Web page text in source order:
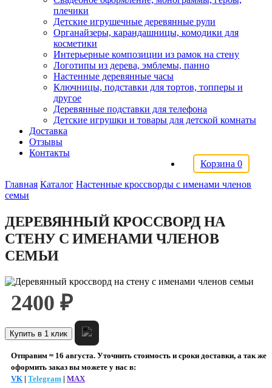
плечики
Детские игрушечные деревянные рули
Органайзеры, карандашницы, комодики для
косметики
Интерьерные композиции из рамок на стену
Логотипы из дерева, эмблемы, панно
Настенные деревянные часы
Ключницы, подставки для тортов, топперы и
другое
Деревянные подставки для телефона
Детские игрушки и товары для детской комнаты
Доставка
Отзывы
Контакты
Корзина 0
Главная Каталог Настенные кроссворды с именами членов
семьи
ДЕРЕВЯННЫЙ КРОССВОРД НА
СТЕНУ С ИМЕНАМИ ЧЛЕНОВ
СЕМЬИ
2400 ₽
Купить в 1 клик
Отправим ≈ 16 августа. Уточнить стоимость и сроки доставки, а так же
оформить заказ вы можете у нас в:
VK | Telegram | MAX